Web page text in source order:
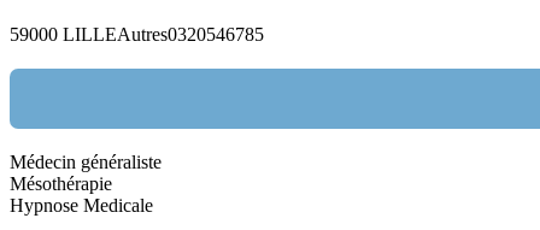
59000 LILLEAutres0320546785
Nom:
email:
Médecin généraliste
Mésothérapie
Hypnose Medicale